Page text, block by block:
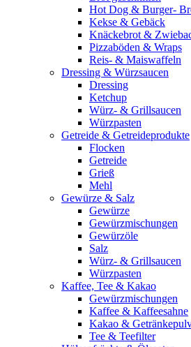
Hot Dog & Burger-
Kekse & Gebäck
Knäckebrot &
Pizzaböden & Wraps
Reis- & Maiswaffeln
Dressing & Würzsaucen
Dressing
Ketchup
Würz- & Grillsaucen
Würzpasten
Getreide & Getreideprodukte
Flocken
Getreide
Grieß
Mehl
Gewürze & Salz
Gewürze
Gewürzmischungen
Gewürzöle
Salz
Würz- & Grillsaucen
Würzpasten
Kaffee, Tee & Kakao
Gewürzmischungen
Kaffee & Kaffeesahne
Kakao &
Tee & Teefilter